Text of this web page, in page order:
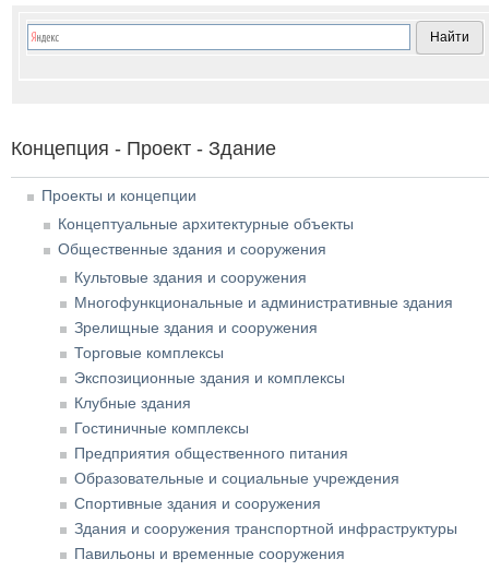
Концепция - Проект - Здание
Проекты и концепции
Концептуальные архитектурные объекты
Общественные здания и сооружения
Культовые здания и сооружения
Многофункциональные и административные здания
Зрелищные здания и сооружения
Торговые комплексы
Экспозиционные здания и комплексы
Клубные здания
Гостиничные комплексы
Предприятия общественного питания
Образовательные и социальные учреждения
Спортивные здания и сооружения
Здания и сооружения транспортной инфраструктуры
Павильоны и временные сооружения